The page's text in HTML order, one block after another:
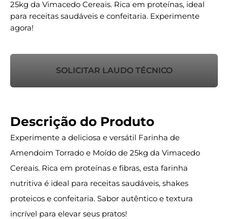
25kg da Vimacedo Cereais. Rica em proteínas, ideal
para receitas saudáveis e confeitaria. Experimente
agora!
SOLICITAR LAUDO TÉCNICO
Descrição do Produto
Experimente a deliciosa e versátil Farinha de
Amendoim Torrado e Moído de 25kg da Vimacedo
Cereais. Rica em proteínas e fibras, esta farinha
nutritiva é ideal para receitas saudáveis, shakes
proteicos e confeitaria. Sabor autêntico e textura
incrível para elevar seus pratos!